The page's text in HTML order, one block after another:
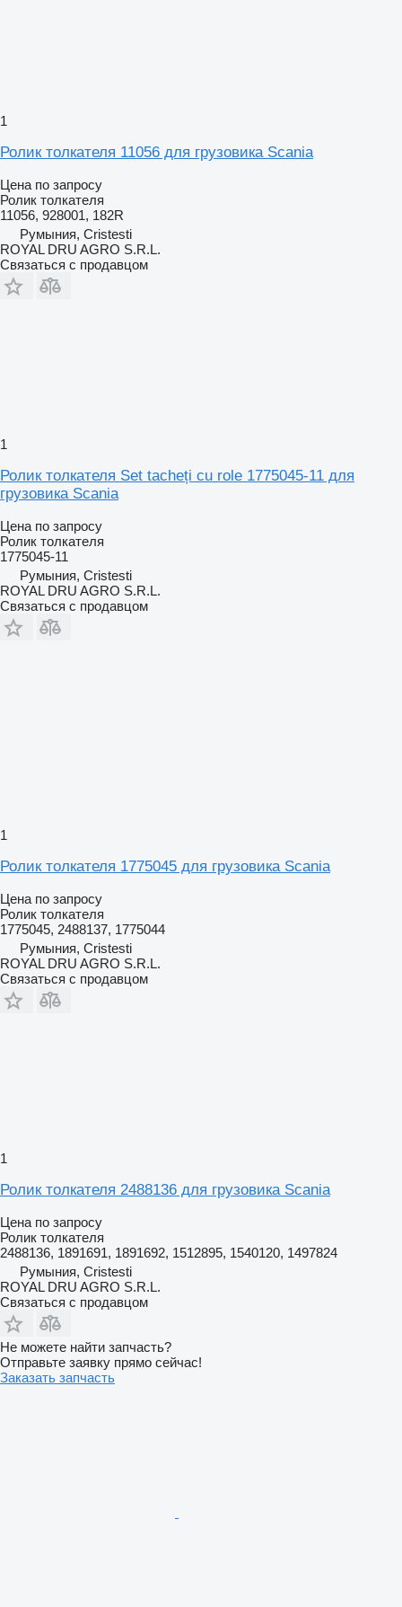
1
Ролик толкателя 11056 для грузовика Scania
Цена по запросу
Ролик толкателя
11056, 928001, 182R
Румыния, Cristesti
ROYAL DRU AGRO S.R.L.
Связаться с продавцом
1
Ролик толкателя Set tacheți cu role 1775045-11 для
грузовика Scania
Цена по запросу
Ролик толкателя
1775045-11
Румыния, Cristesti
ROYAL DRU AGRO S.R.L.
Связаться с продавцом
1
Ролик толкателя 1775045 для грузовика Scania
Цена по запросу
Ролик толкателя
1775045, 2488137, 1775044
Румыния, Cristesti
ROYAL DRU AGRO S.R.L.
Связаться с продавцом
1
Ролик толкателя 2488136 для грузовика Scania
Цена по запросу
Ролик толкателя
2488136, 1891691, 1891692, 1512895, 1540120, 1497824
Румыния, Cristesti
ROYAL DRU AGRO S.R.L.
Связаться с продавцом
Не можете найти запчасть?
Отправьте заявку прямо сейчас!
Заказать запчасть